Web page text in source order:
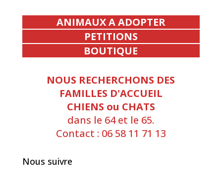
ANIMAUX A ADOPTER
PETITIONS
BOUTIQUE
NOUS RECHERCHONS DES
FAMILLES D'ACCUEIL
CHIENS ou CHATS
dans le 64 et le 65.
Contact : 06 58 11 71 13
Nous suivre